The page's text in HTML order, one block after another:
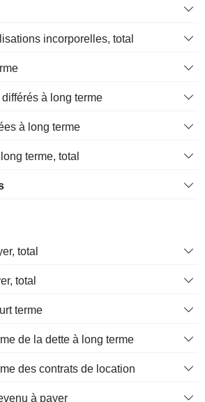
incorporelles, total
à long terme
à long terme
terme, total
total
total
terme
de la dette à long terme
des contrats de location
à payer